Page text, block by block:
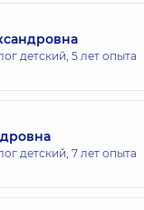
детский, 5 лет опыта
детский, 7 лет опыта